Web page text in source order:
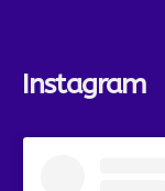
Instagram